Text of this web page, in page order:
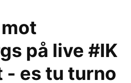
på live #IK
- es tu turno